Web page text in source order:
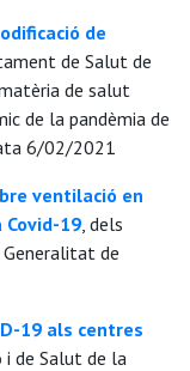
de
de Salut de
de salut
de la pandèmia de
6/02/2021
ventilació en
19, dels
Generalitat de
19 als centres
i de Salut de la